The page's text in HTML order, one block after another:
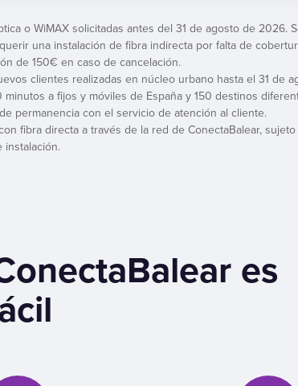
o WiMAX solicitadas antes del 31 de agosto de 2026.
una instalación de fibra indirecta por falta de
de 150€ en caso de cancelación.
clientes realizadas en núcleo urbano hasta el 31 de
a fijos y móviles de España y 150 destinos
permanencia con el servicio de atención al cliente.
fibra directa a través de la red de ConectaBalear,
instalación.
es